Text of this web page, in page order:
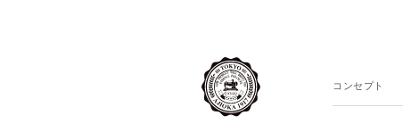
コンセプト